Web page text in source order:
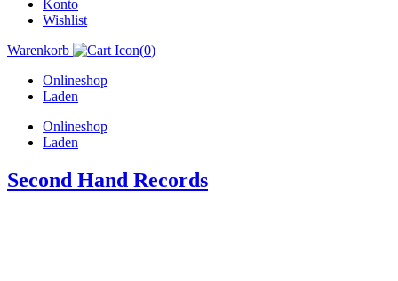
Konto
Wishlist
Warenkorb
(0)
Onlineshop
Laden
Onlineshop
Laden
Second Hand Records